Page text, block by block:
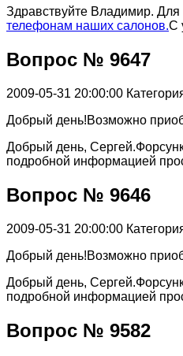
Здравствуйте Владимир.
телефонам наших салонов.С
Вопрос № 9647
2009-05-31 20:00:00
Добрый день!Возможно
Добрый день,
подробной информацией
Вопрос № 9646
2009-05-31 20:00:00
Добрый день!Возможно
Добрый день,
подробной информацией
Вопрос № 9582